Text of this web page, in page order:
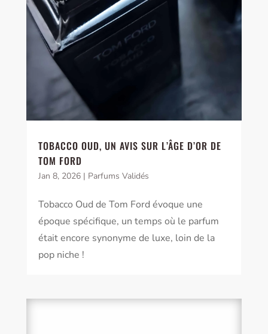
TOBACCO OUD, UN AVIS SUR L’ÂGE D’OR DE
TOM FORD
Jan 8, 2026| Parfums Validés
Tobacco Oud de Tom Ford évoque une
époque spécifique, un temps où le parfum
était encore synonyme de luxe, loin de la
pop niche !